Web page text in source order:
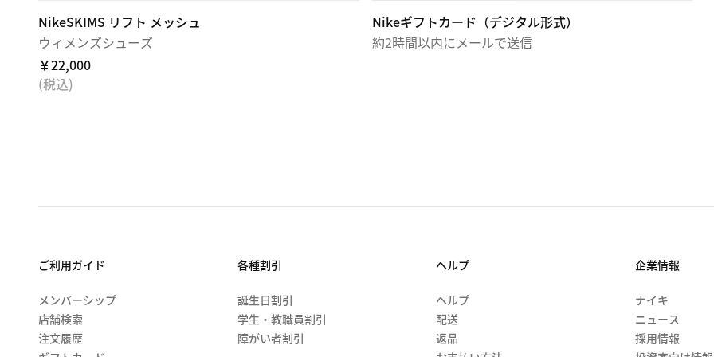
NikeSKIMS リフト メッシュ
ウィメンズシューズ
￥22,000
(税込)
Nikeギフトカード（デジタル形式）
約2時間以内にメールで送信
ご利用ガイド
メンバーシップ
店舗検索
注文履歴
各種割引
誕生日割引
学生・教職員割引
障がい者割引
ヘルプ
ヘルプ
配送
返品
企業情報
ナイキ
ニュース
採用情報